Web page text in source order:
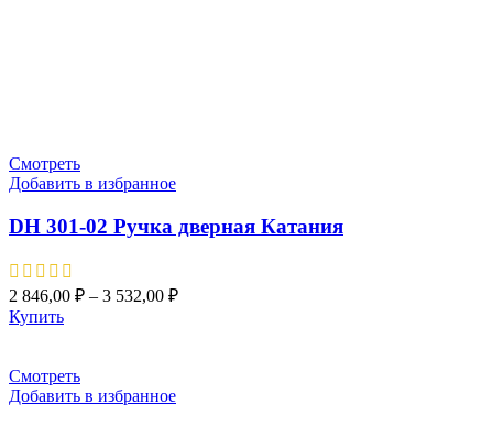
Смотреть
Добавить в избранное
DH 301-02 Ручка дверная Катания
2 846,00 ₽ – 3 532,00 ₽
Купить
Смотреть
Добавить в избранное